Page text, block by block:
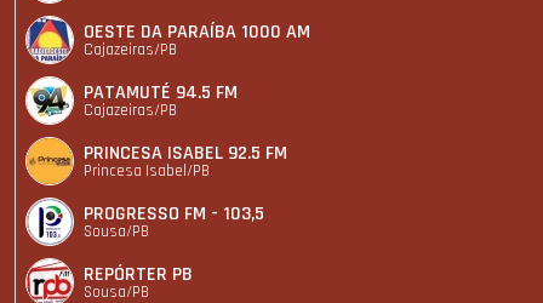
OESTE DA PARAÍBA 1000 AM
Cajazeiras/PB
PATAMUTÉ 94.5 FM
Cajazeiras/PB
PRINCESA ISABEL 92.5 FM
Princesa Isabel/PB
PROGRESSO FM - 103,5
Sousa/PB
REPÓRTER PB
Sousa/PB